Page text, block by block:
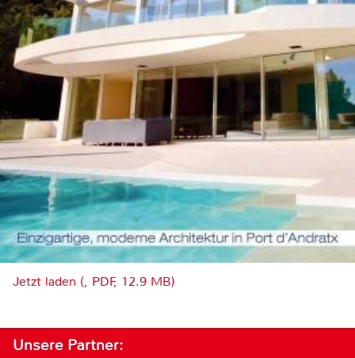
Jetzt laden (, PDF, 12.9 MB)
Unsere Partner: